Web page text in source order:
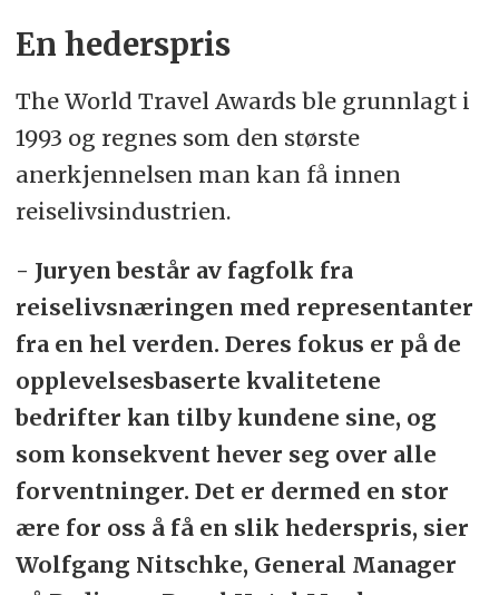
En hederspris
The World Travel Awards ble grunnlagt i
1993 og regnes som den største
anerkjennelsen man kan få innen
reiselivsindustrien.
- Juryen består av fagfolk fra
reiselivsnæringen med representanter
fra en hel verden. Deres fokus er på de
opplevelsesbaserte kvalitetene
bedrifter kan tilby kundene sine, og
som konsekvent hever seg over alle
forventninger. Det er dermed en stor
ære for oss å få en slik hederspris, sier
Wolfgang Nitschke, General Manager